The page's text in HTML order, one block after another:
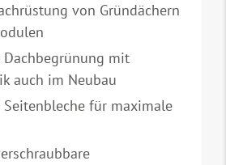
von Gründächern
mit
auch im Neubau
für maximale